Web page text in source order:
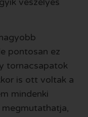
pontosan ez
tornacsapatok
is ott voltak a
mindenki